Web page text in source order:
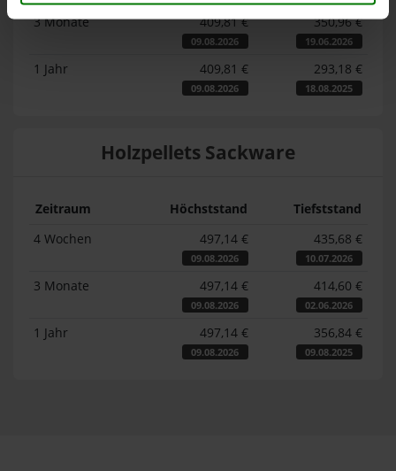
3 Monate 409,81 €
09.08.2026
350,96 €
19.06.2026
1 Jahr 409,81 €
09.08.2026
293,18 €
18.08.2025
Holzpellets Sackware
Zeitraum Höchststand
Tiefststand
4 Wochen
497,14 €
09.08.2026
435,68 €
10.07.2026
3 Monate 497,14 €
09.08.2026
414,60 €
02.06.2026
1 Jahr 497,14 €
09.08.2026
356,84 €
09.08.2025